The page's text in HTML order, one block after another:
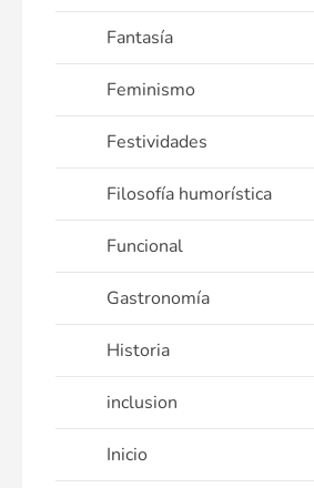
Fantasía
Feminismo
Festividades
Filosofía humorística
Funcional
Gastronomía
Historia
inclusion
Inicio